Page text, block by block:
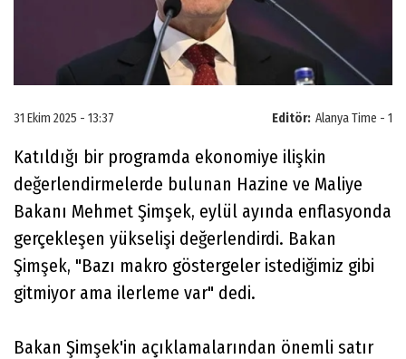
Editör: Alanya Time - 1
31 Ekim 2025 - 13:37
Katıldığı bir programda ekonomiye ilişkin
değerlendirmelerde bulunan Hazine ve Maliye
Bakanı Mehmet Şimşek, eylül ayında enflasyonda
gerçekleşen yükselişi değerlendirdi. Bakan
Şimşek, "Bazı makro göstergeler istediğimiz gibi
gitmiyor ama ilerleme var" dedi.
Bakan Şimşek'in açıklamalarından önemli satır